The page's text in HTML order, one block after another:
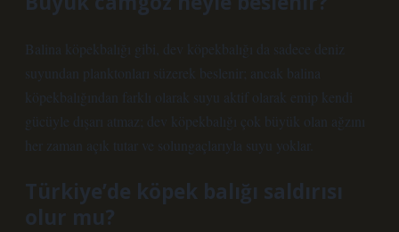
Balina köpekbalığı gibi, dev köpekbalığı da sadece deniz
suyundan planktonları süzerek beslenir; ancak balina
köpekbalığından farklı olarak suyu aktif olarak emip kendi
gücüyle dışarı atmaz; dev köpekbalığı çok büyük olan ağzını
her zaman açık tutar ve solungaçlarıyla suyu yoklar.
Türkiye’de köpek balığı saldırısı
olur mu?